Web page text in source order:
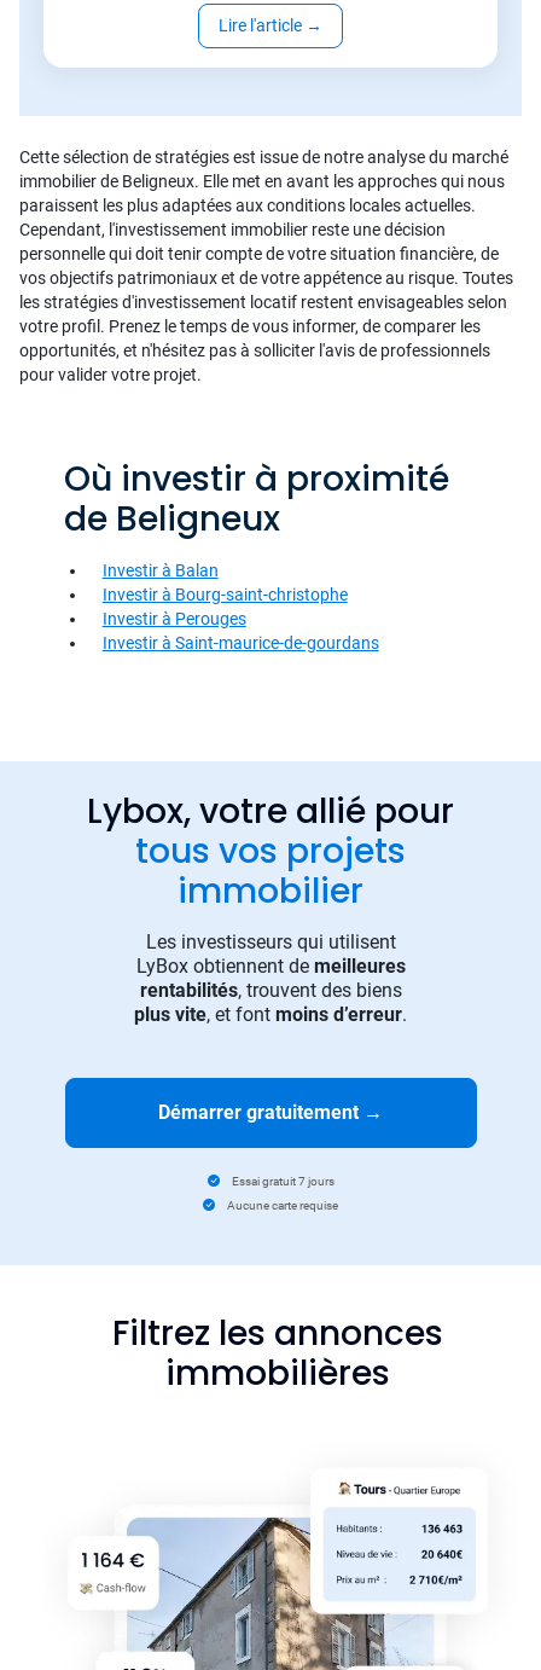
Lire l'article →
Cette sélection de stratégies est issue de notre analyse du marché
immobilier de Beligneux. Elle met en avant les approches qui nous
paraissent les plus adaptées aux conditions locales actuelles.
Cependant, l'investissement immobilier reste une décision
personnelle qui doit tenir compte de votre situation financière, de
vos objectifs patrimoniaux et de votre appétence au risque. Toutes
les stratégies d'investissement locatif restent envisageables selon
votre profil. Prenez le temps de vous informer, de comparer les
opportunités, et n'hésitez pas à solliciter l'avis de professionnels
pour valider votre projet.
Où investir à proximité
de Beligneux
Investir à Balan
Investir à Bourg-saint-christophe
Investir à Perouges
Investir à Saint-maurice-de-gourdans
Lybox, votre allié pour
tous vos projets
immobilier
Les investisseurs qui utilisent
LyBox obtiennent de meilleures
rentabilités, trouvent des biens
plus vite, et font moins d’erreur.
Démarrer gratuitement →
Essai gratuit 7 jours
Aucune carte requise
Filtrez les annonces
immobilières